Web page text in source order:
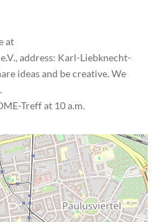
at
address: Karl-Liebknecht-
ideas and be creative. We
Treff at 10 a.m.